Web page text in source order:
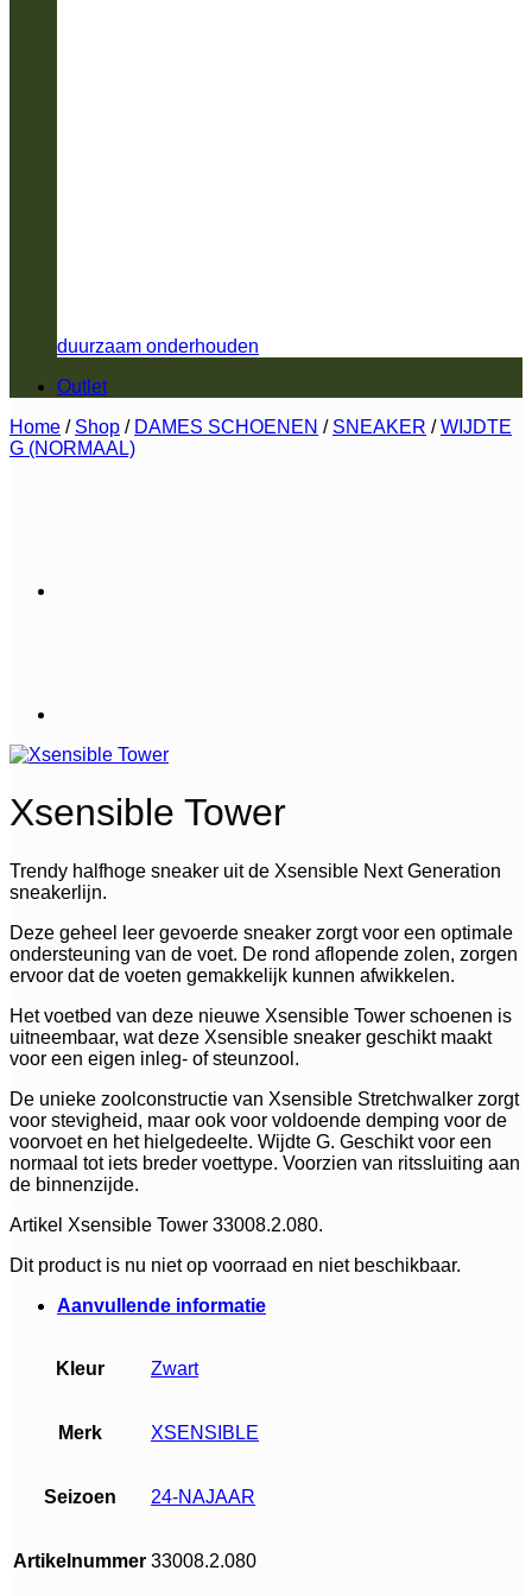
duurzaam onderhouden
Outlet
Home / Shop / DAMES SCHOENEN / SNEAKER / WIJDTE
G (NORMAAL)
Xsensible Tower
Trendy halfhoge sneaker uit de Xsensible Next Generation
sneakerlijn.
Deze geheel leer gevoerde sneaker zorgt voor een optimale
ondersteuning van de voet. De rond aflopende zolen, zorgen
ervoor dat de voeten gemakkelijk kunnen afwikkelen.
Het voetbed van deze nieuwe Xsensible Tower schoenen is
uitneembaar, wat deze Xsensible sneaker geschikt maakt
voor een eigen inleg- of steunzool.
De unieke zoolconstructie van Xsensible Stretchwalker zorgt
voor stevigheid, maar ook voor voldoende demping voor de
voorvoet en het hielgedeelte. Wijdte G. Geschikt voor een
normaal tot iets breder voettype. Voorzien van ritssluiting aan
de binnenzijde.
Artikel Xsensible Tower 33008.2.080.
Dit product is nu niet op voorraad en niet beschikbaar.
Aanvullende informatie
Kleur Zwart
Merk XSENSIBLE
Seizoen 24-NAJAAR
Artikelnummer 33008.2.080